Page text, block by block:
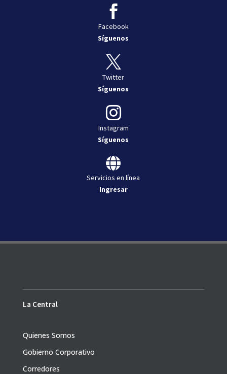

Facebook
Síguenos

Twitter
Síguenos

Instagram
Síguenos

Servicios en línea
Ingresar
La Central
Quienes Somos
Gobierno Corporativo
Corredores